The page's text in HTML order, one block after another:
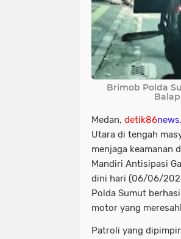
Brimob Polda
Medan, detik86
Utara di tengah
menjaga keamanan
Mandiri Antisipasi
dini hari (06/06/
Polda Sumut
motor yang
Patroli yang